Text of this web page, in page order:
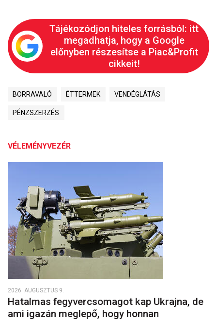
Tájékozódjon hiteles forrásból: itt
megadhatja, hogy a Google
előnyben részesítse a Piac&Profit
cikkeit!
BORRAVALÓ ÉTTERMEK VENDÉGLÁTÁS
PÉNZSZERZÉS
VÉLEMÉNYVEZÉR
2026. AUGUSZTUS 9.
Hatalmas fegyvercsomagot kap Ukrajna, de
ami igazán meglepő, hogy honnan